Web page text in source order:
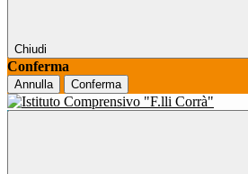
Chiudi
Conferma
Annulla Conferma